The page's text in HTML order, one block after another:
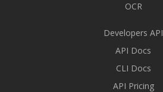
OCR
Developers API
API Docs
CLI Docs
API Pricing